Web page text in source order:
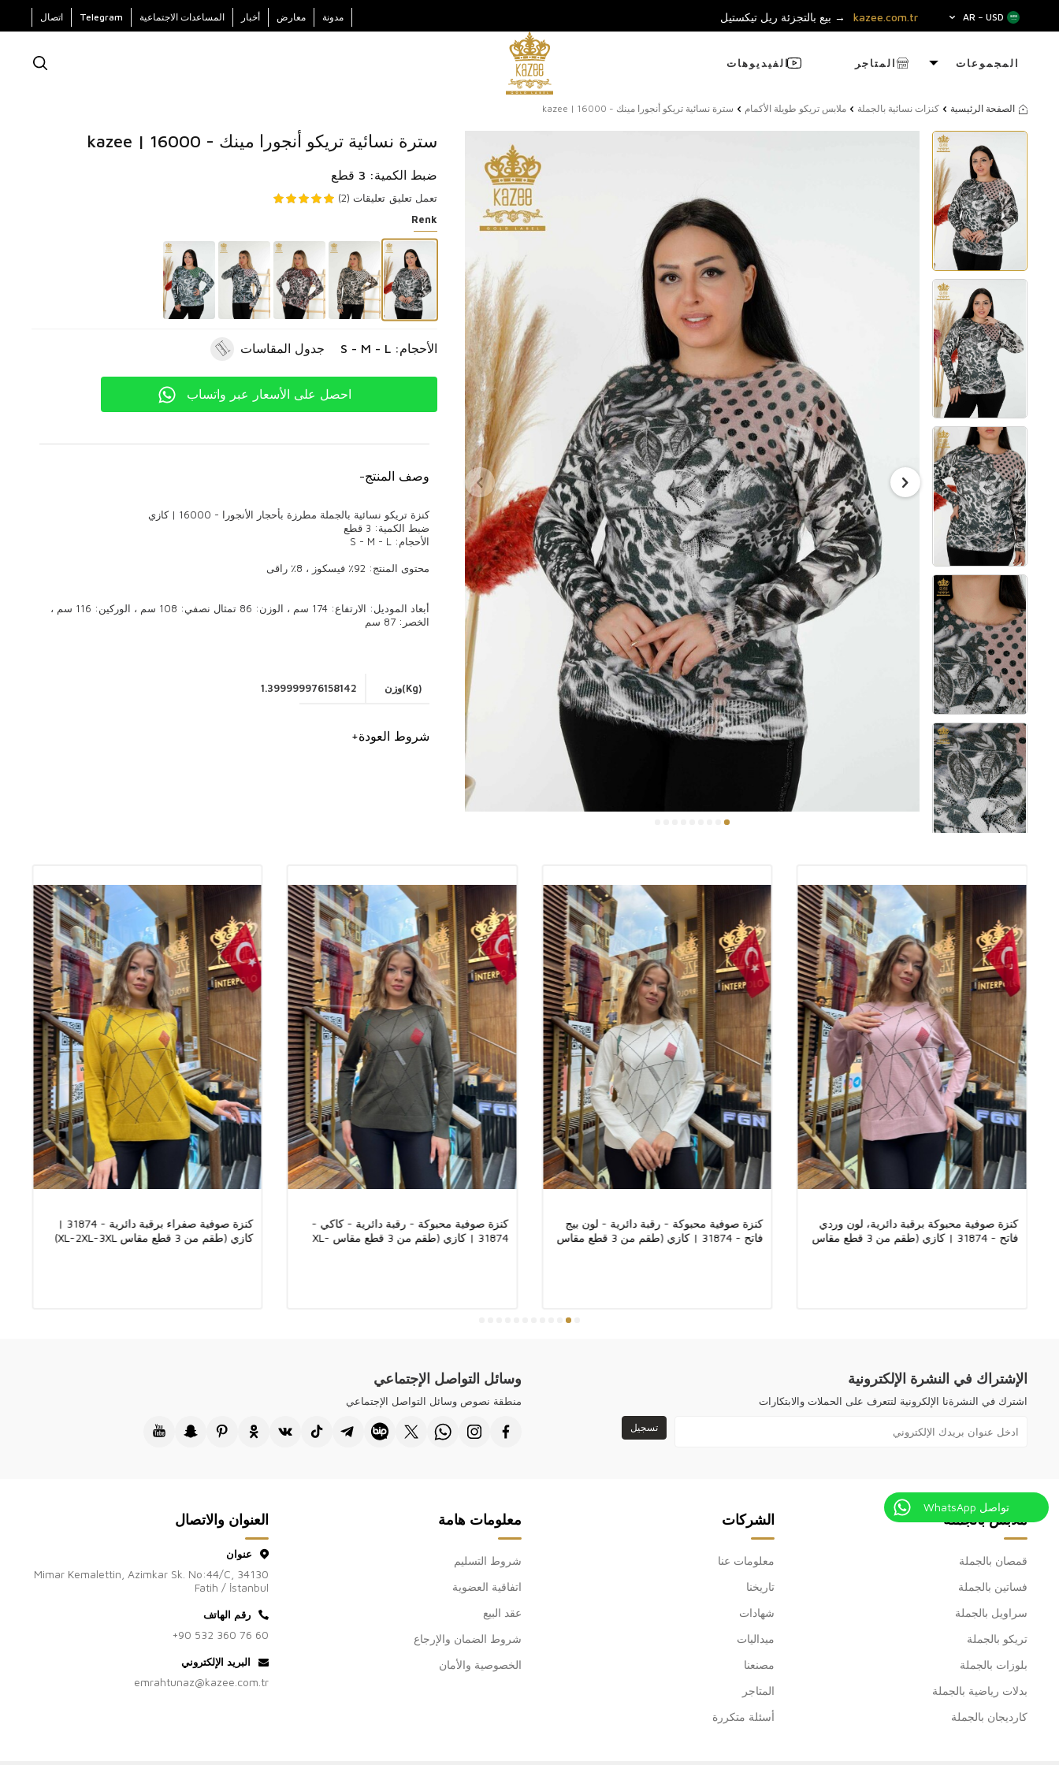
AR − USD
kazee.com.tr → بيع بالتجزئة ريل تيكستيل مدونة معارض أخبار المساعدات الاجتماعية Telegram اتصال
المجموعات المتاجر الفيديوهات
تواصل WhatsApp
الصفحة الرئيسية كنزات نسائية بالجملة ملابس تريكو طويلة الأكمام سترة نسائية تريكو أنجورا مينك - 16000 | kazee
سترة نسائية تريكو أنجورا مينك - 16000 | kazee
ضبط الكمية: 3 قطع
تعمل تعليق تعليقات (2)
Renk
الأحجام: S - M - L جدول المقاسات
احصل على الأسعار عبر واتساب
وصف المنتج-
كنزة تريكو نسائية بالجملة مطرزة بأحجار الأنجورا - 16000 | كازي
ضبط الكمية: 3 قطع
الأحجام: S - M - L
محتوى المنتج: 92٪ فيسكوز ، 8٪ راقى
أبعاد الموديل: الارتفاع: 174 سم ، الوزن: 86 تمثال نصفي: 108 سم ، الوركين: 116 سم ،
الخصر: 87 سم
يمكنك الاتصال بنا للحصول على معلومات مفصلة حول المنتجات التي تعجبك.
أسعارنا لا تشمل رسوم الشحن ، ضريبة القيمة المضافة غير مشمولة.
نرسل طلباتك إلى العالم كله عن طريق الشحن.
يمكنك الاتصال بممثلي عملائنا للشحن.
نحن نتلقى طلبات مسبقة على موقعنا ، وتتم معالجة طلباتك عن طريق التحقق من مخزونها.
تعمل شركتنا بجميع أنواع أنظمة السداد.
يمكنك الدفع عن طريق البنك أو عن طريق بطاقة الائتمان.
يمكنك الدفع مع الشحن.
نحن نعمل مع جميع أنظمة الدفع. يمكنك الدفع لشركتنا بجميع أنظمة الدفع مثل Western
Union و Upt و Zolotaya Korona و Contact و Money Gram و Ria.
الأقمشة المستخدمة في جميع منتجات ماركة الملابس النسائية Kazee مصنوعة من ألياف
طبيعية. في جميع منتجاتنا ، تُصنع الأحجار الكريستالية والمطرزات يدويًا.
تصميم جميع منتجاتنا يعود لشركتنا ويتم إنتاجها في تركيا.
(Kg)وزن 1.399999976158142
شروط العودة+
كنزة صوفية محبوكة برقبة دائرية، لون وردي
فاتح - 31874 | كازي (طقم من 3 قطع مقاس
كنزة صوفية محبوكة - رقبة دائرية - لون بيج
فاتح - 31874 | كازي (طقم من 3 قطع مقاس
كنزة صوفية محبوكة - رقبة دائرية - كاكي -
31874 | كازي (طقم من 3 قطع مقاس XL-
كنزة صوفية صفراء برقبة دائرية - 31874 |
كازي (طقم من 3 قطع مقاس XL-2XL-3XL)
الإشتراك في النشرة الإلكترونية
اشترك في النشرةنا الإلكرونية لتتعرف على الحملات والابتكارات
تسجيل
وسائل التواصل الإجتماعي
منطقة نصوص وسائل التواصل الإجتماعي
ملابس بالجملة
قمصان بالجملة
فساتين بالجملة
سراويل بالجملة
تريكو بالجملة
بلوزات بالجملة
بدلات رياضية بالجملة
كارديجان بالجملة
الشركات
معلومات عنا
تاريخنا
شهادات
ميداليات
مصنعنا
المتاجر
أسئلة متكررة
معلومات هامة
شروط التسليم
اتفاقية العضوية
عقد البيع
شروط الضمان والإرجاع
الخصوصية والأمان
العنوان والاتصال
عنوان
Mimar Kemalettin, Azimkar Sk. No:44/C, 34130
Fatih / İstanbul
رقم الهاتف
+90 532 360 76 60
البريد الإلكتروني
emrahtunaz@kazee.com.tr